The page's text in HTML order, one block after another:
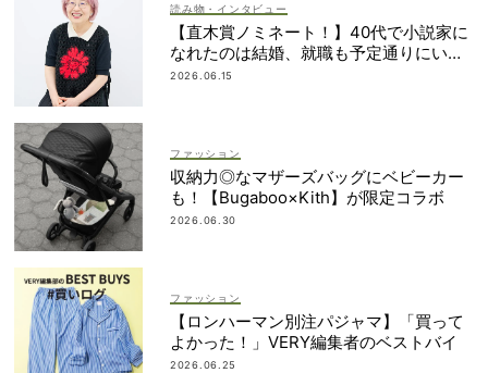
読み物・インタビュー
【直木賞ノミネート！】40代で小説家に
なれたのは結婚、就職も予定通りにいか
なかったから｜朝倉かすみさん
2026.06.15
ファッション
収納力◎なマザーズバッグにベビーカー
も！【Bugaboo×Kith】が限定コラボ
2026.06.30
ファッション
【ロンハーマン別注パジャマ】「買って
よかった！」VERY編集者のベストバイ
2026.06.25